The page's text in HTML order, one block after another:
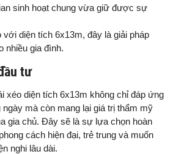
sinh hoạt chung vừa giữ được sự
diện tích 6x13m, đây là giải pháp
nhiều gia đình.
tư
xéo diện tích 6x13m không chỉ đáp ứng
ngày mà còn mang lại giá trị thẩm mỹ
gia chủ. Đây sẽ là sự lựa chọn hoàn
cách hiện đại, trẻ trung và muốn
nghi lâu dài.